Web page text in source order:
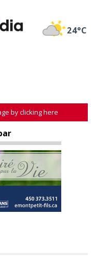
24°C
by clicking here